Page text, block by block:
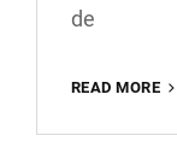
de
READ MORE